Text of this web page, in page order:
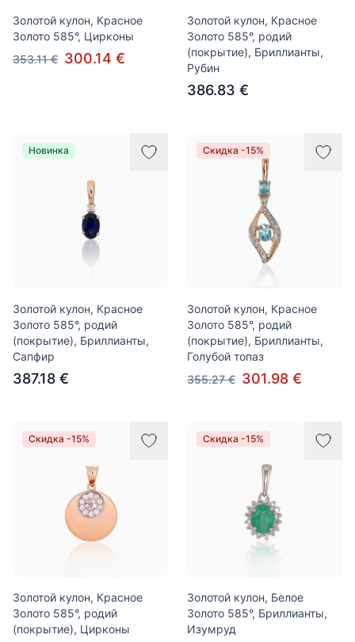
Золотой кулон, Красное
Золото 585°, Цирконы
353.11 € 300.14 €
Золотой кулон, Красное
Золото 585°, родий
(покрытие), Бриллианты,
Рубин
386.83 €
Новинка
Золотой кулон, Красное
Золото 585°, родий
(покрытие), Бриллианты,
Сапфир
387.18 €
Скидка -15%
Золотой кулон, Красное
Золото 585°, родий
(покрытие), Бриллианты,
Голубой топаз
355.27 € 301.98 €
Скидка -15%
Золотой кулон, Красное
Золото 585°, родий
(покрытие), Цирконы
Скидка -15%
Золотой кулон, Белое
Золото 585°, Бриллианты,
Изумруд